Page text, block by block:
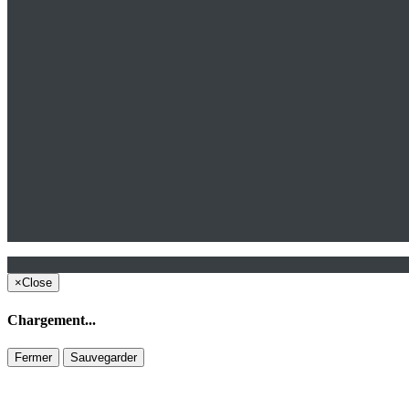
×Close
Chargement...
Fermer Sauvegarder